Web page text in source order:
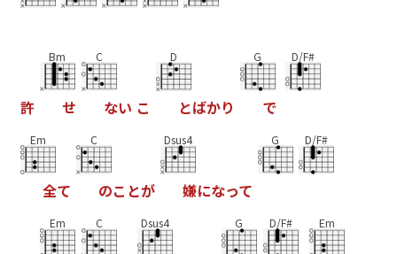
許
Bm
せ
C
ない こ
D
とばかり
G
で
D/F#
Em
全て
C
のこ とが
Dsus4
嫌になって
G D/F#
Em C Dsus4 G D/F# Em